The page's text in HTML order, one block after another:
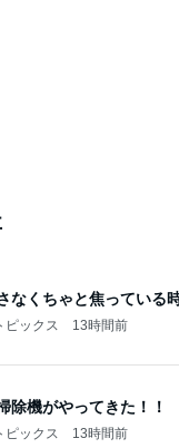
なくちゃと焦っている
ピックス 13時間前
除機がやってきた！！
ピックス 13時間前